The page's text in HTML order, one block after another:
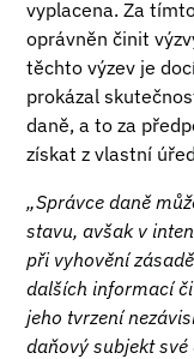
vyplacena. Za
oprávněn činit
těchto výzev je
prokázal
daně, a to za
získat z vlastní
„Správce daně
stavu, avšak v
při vyhovění
dalších informací
jeho tvrzení
daňový subjekt své